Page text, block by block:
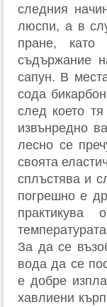
следния
люспи, а в
пране, като
съдържание
сапун. В
сода
след което
извънредно
лесно се
своята
сплъстява и
погрешно е
За да се
вода да се
е добре
хавлиени